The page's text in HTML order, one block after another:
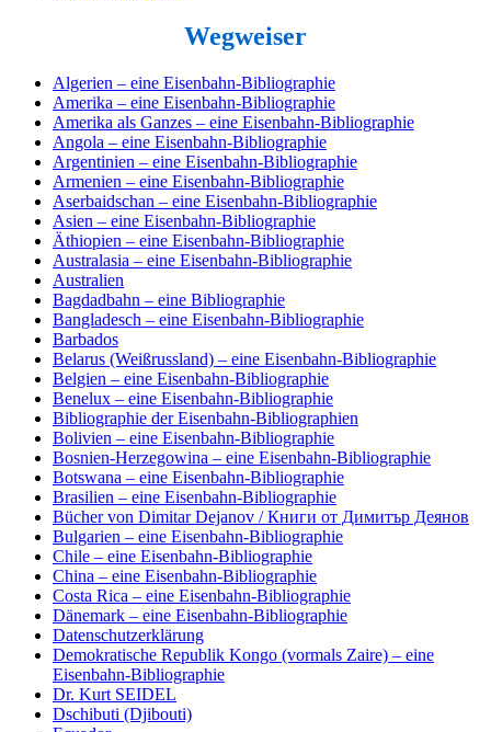
Wegweiser
Algerien – eine Eisenbahn-Bibliographie
Amerika – eine Eisenbahn-Bibliographie
Amerika als Ganzes – eine Eisenbahn-Bibliographie
Angola – eine Eisenbahn-Bibliographie
Argentinien – eine Eisenbahn-Bibliographie
Armenien – eine Eisenbahn-Bibliographie
Aserbaidschan – eine Eisenbahn-Bibliographie
Asien – eine Eisenbahn-Bibliographie
Äthiopien – eine Eisenbahn-Bibliographie
Australasia – eine Eisenbahn-Bibliographie
Australien
Bagdadbahn – eine Bibliographie
Bangladesch – eine Eisenbahn-Bibliographie
Barbados
Belarus (Weißrussland) – eine Eisenbahn-Bibliographie
Belgien – eine Eisenbahn-Bibliographie
Benelux – eine Eisenbahn-Bibliographie
Bibliographie der Eisenbahn-Bibliographien
Bolivien – eine Eisenbahn-Bibliographie
Bosnien-Herzegowina – eine Eisenbahn-Bibliographie
Botswana – eine Eisenbahn-Bibliographie
Brasilien – eine Eisenbahn-Bibliographie
Bücher von Dimitar Dejanov / Книги от Димитър Деянов
Bulgarien – eine Eisenbahn-Bibliographie
Chile – eine Eisenbahn-Bibliographie
China – eine Eisenbahn-Bibliographie
Costa Rica – eine Eisenbahn-Bibliographie
Dänemark – eine Eisenbahn-Bibliographie
Datenschutzerklärung
Demokratische Republik Kongo (vormals Zaire) – eine
Eisenbahn-Bibliographie
Dr. Kurt SEIDEL
Dschibuti (Djibouti)